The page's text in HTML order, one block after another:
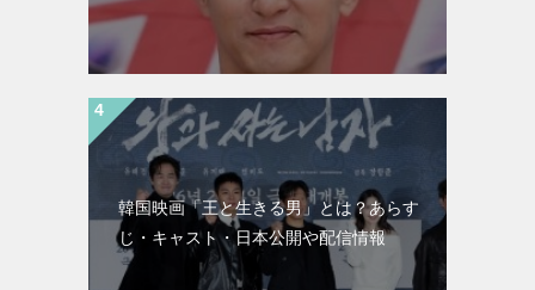
韓国映画「王と生きる男」とは？あらす
じ・キャスト・日本公開や配信情報